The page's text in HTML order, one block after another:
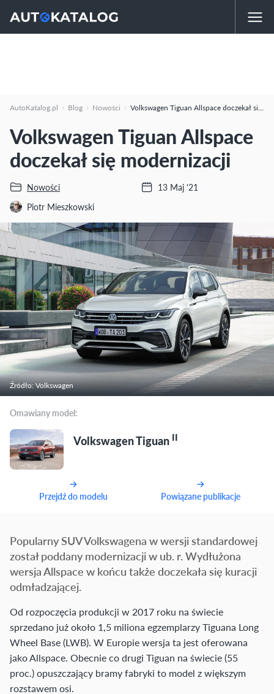
AutoKatalog.pl Blog Nowości Volkswagen Tiguan Allspace doczekał się modernizacji
Volkswagen Tiguan Allspace
doczekał się modernizacji
Nowości
Piotr Mieszkowski
13 Maj '21
Źródło: Volkswagen
Omawiany model:
Volkswagen Tiguan II
Przejdź do modelu Powiązane publikacje
Popularny SUV Volkswagena w wersji standardowej
został poddany modernizacji w ub. r. Wydłużona
wersja Allspace w końcu także doczekała się kuracji
odmładzającej.
Od rozpoczęcia produkcji w 2017 roku na świecie
sprzedano już około 1,5 miliona egzemplarzy Tiguana Long
Wheel Base (LWB). W Europie wersja ta jest oferowana
jako Allspace. Obecnie co drugi Tiguan na świecie (55
proc.) opuszczający bramy fabryki to model z większym
rozstawem osi.